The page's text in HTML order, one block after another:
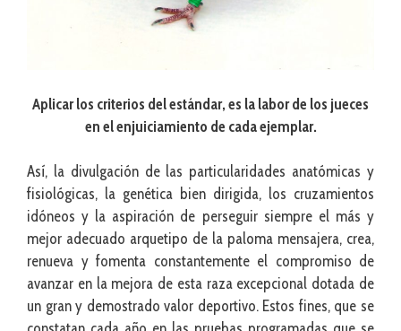
Aplicar los criterios del estándar, es la labor de los jueces
en el enjuiciamiento de cada ejemplar.
Así, la divulgación de las particularidades anatómicas y
fisiológicas, la genética bien dirigida, los cruzamientos
idóneos y la aspiración de perseguir siempre el más y
mejor adecuado arquetipo de la paloma mensajera, crea,
renueva y fomenta constantemente el compromiso de
avanzar en la mejora de esta raza excepcional dotada de
un gran y demostrado valor deportivo. Estos fines, que se